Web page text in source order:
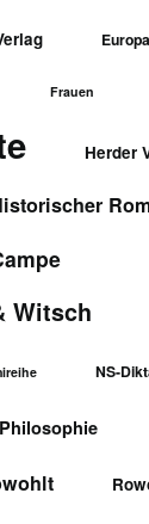
Europa
Frauen
Herder
Witsch
NS-
Philosophie